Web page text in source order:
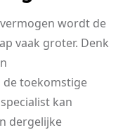
wordt de
vaak groter. Denk
de toekomstige
kan
dergelijke